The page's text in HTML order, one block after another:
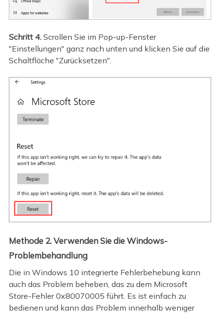
Schritt 4. Scrollen Sie im Pop-up-Fenster
"Einstellungen" ganz nach unten und klicken Sie auf die
Schaltfläche "Zurücksetzen".
Methode 2. Verwenden Sie die Windows-
Problembehandlung
Die in Windows 10 integrierte Fehlerbehebung kann
auch das Problem beheben, das zu dem Microsoft
Store-Fehler 0x80070005 führt. Es ist einfach zu
bedienen und kann das Problem innerhalb weniger